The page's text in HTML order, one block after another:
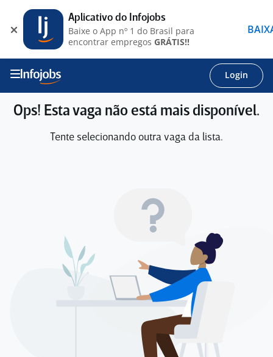
Login
Ops! Esta vaga não está mais disponível.
Tente selecionando outra vaga da lista.
Aplicativo do Infojobs
Baixe o App nº 1 do Brasil para
encontrar empregos GRÁTIS!!